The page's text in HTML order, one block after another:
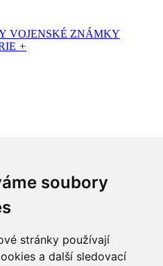
soubory
stránky používají
a další sledovací
VOJENSKÉ ZNÁMKY
+